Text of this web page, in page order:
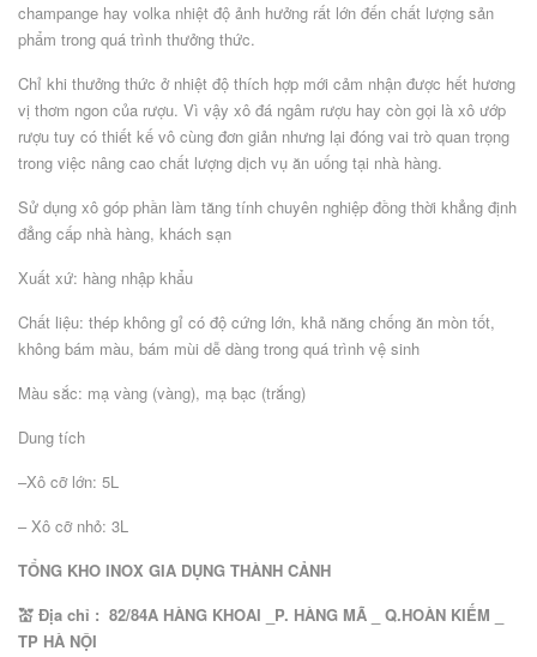
champange hay volka nhiệt độ ảnh hưởng rất lớn đến chất lượng sản
phẩm trong quá trình thưởng thức.
Chỉ khi thưởng thức ở nhiệt độ thích hợp mới cảm nhận được hết hương
vị thơm ngon của rượu. Vì vậy xô đá ngâm rượu hay còn gọi là xô ướp
rượu tuy có thiết kế vô cùng đơn giản nhưng lại đóng vai trò quan trọng
trong việc nâng cao chất lượng dịch vụ ăn uống tại nhà hàng.
Sử dụng xô góp phần làm tăng tính chuyên nghiệp đồng thời khẳng định
đẳng cấp nhà hàng, khách sạn
Xuất xứ: hàng nhập khẩu
Chất liệu: thép không gỉ có độ cứng lớn, khả năng chống ăn mòn tốt,
không bám màu, bám mùi dễ dàng trong quá trình vệ sinh
Màu sắc: mạ vàng (vàng), mạ bạc (trắng)
Dung tích
–Xô cỡ lớn: 5L
– Xô cỡ nhỏ: 3L
TỔNG KHO INOX GIA DỤNG THÀNH CẢNH
💒 Địa chỉ : 82/84A HÀNG KHOAI _P. HÀNG MÃ _ Q.HOÀN KIẾM _
TP HÀ NỘI